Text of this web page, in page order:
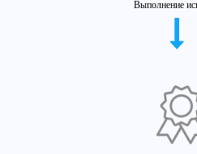
Выполнение